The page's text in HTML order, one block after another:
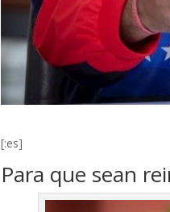
[:es]
Para que sean